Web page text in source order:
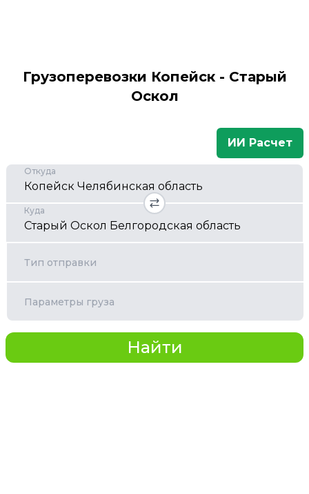
Грузоперевозки Копейск - Старый
Оскол
ИИ Расчет
Откуда
Куда
Тип отправки
Параметры груза
Найти